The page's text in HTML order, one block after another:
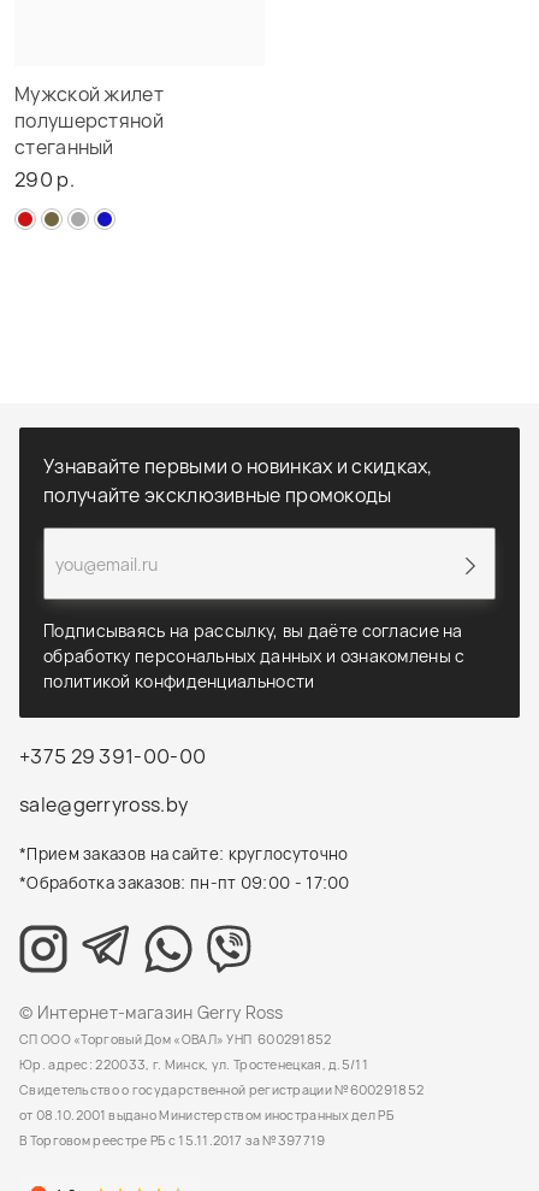
Мужской жилет
полушерстяной
стеганный
290 р.
+375 29 391-00-00
sale@gerryross.by
*Прием заказов на сайте: круглосуточно
*Обработка заказов: пн-пт 09:00 - 17:00
Узнавайте первыми о новинках и скидках,
получайте эксклюзивные промокоды
Подписываясь на рассылку, вы даёте согласие на
обработку персональных данных и ознакомлены с
политикой конфиденциальности
© Интернет-магазин Gerry Ross
СП ООО «Торговый Дом «ОВАЛ» УНП 600291852
Юр. адрес: 220033, г. Минск, ул. Тростенецкая, д.5/11
Свидетельство о государственной регистрации №600291852
от 08.10.2001 выдано Министерством иностранных дел РБ
В Торговом реестре РБ с 15.11.2017 за №397719